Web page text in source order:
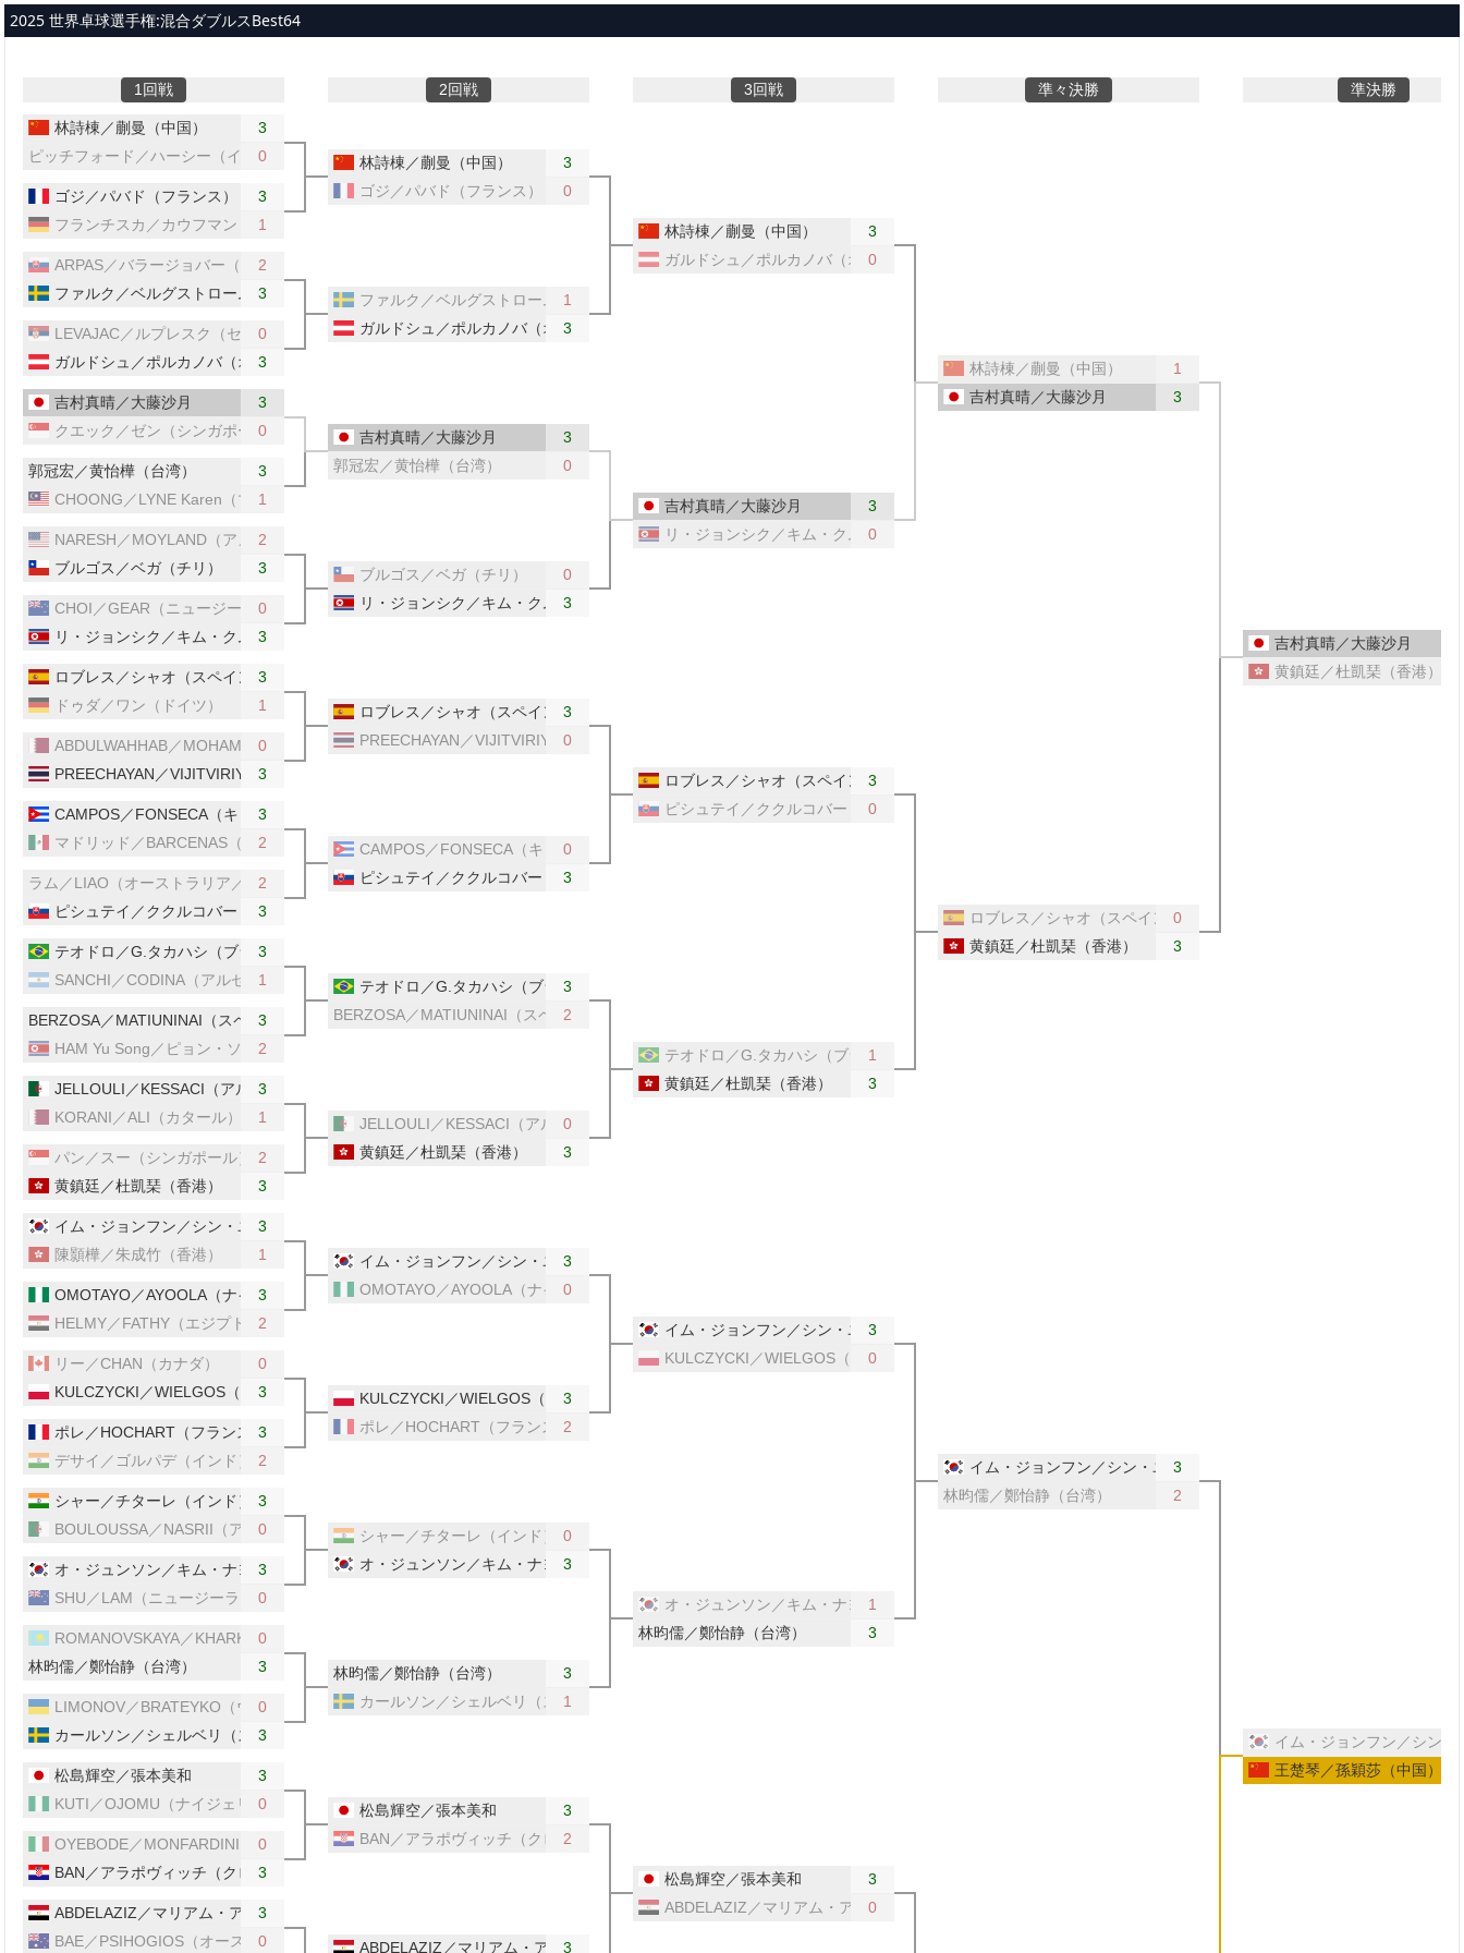
メインコンテンツへスキップ
2025 世界卓球選手権:混合ダブルスBest64
1回戦 2回戦 3回戦 準々決勝 準決勝
林詩棟／蒯曼（中国）
3
ピッチフォード／ハーシー（イングランド／ウェールズ）
0
ゴジ／パバド（フランス）
3
フランチスカ／カウフマン（ドイツ）
1
ARPAS／バラージョバー（スロバキア）
2
ファルク／ベルグストローム（スウェーデン）
3
LEVAJAC／ルプレスク（セルビア）
0
ガルドシュ／ポルカノバ（オーストリア）
3
吉村真晴／大藤沙月
3
クエック／ゼン（シンガポール）
0
郭冠宏／黄怡樺（台湾）
3
CHOONG／LYNE Karen（マレーシア）
1
NARESH／MOYLAND（アメリカ）
2
ブルゴス／ベガ（チリ）
3
CHOI／GEAR（ニュージーランド）
0
リ・ジョンシク／キム・クムヨン（北朝鮮）
3
ロブレス／シャオ（スペイン）
3
ドゥダ／ワン（ドイツ）
1
ABDULWAHHAB／MOHAMED（カタール）
0
PREECHAYAN／VIJITVIRIYAGUL（タイ）
3
CAMPOS／FONSECA（キューバ）
3
マドリッド／BARCENAS（メキシコ）
2
ラム／LIAO（オーストラリア／カナダ）
2
ピシュテイ／ククルコバー（スロバキア）
3
テオドロ／G.タカハシ（ブラジル）
3
SANCHI／CODINA（アルゼンチン）
1
BERZOSA／MATIUNINAI（スペイン／ウクライナ）
3
HAM Yu Song／ピョン・ソンギョン（北朝鮮）
2
JELLOULI／KESSACI（アルジェリア）
3
KORANI／ALI（カタール）
1
パン／スー（シンガポール）
2
黄鎮廷／杜凱琹（香港）
3
イム・ジョンフン／シン・ユビン（韓国）
3
陳顥樺／朱成竹（香港）
1
OMOTAYO／AYOOLA（ナイジェリア）
3
HELMY／FATHY（エジプト）2
リー／CHAN（カナダ）
0
KULCZYCKI／WIELGOS（ポーランド）
3
ポレ／HOCHART（フランス）
3
デサイ／ゴルパデ（インド）
2
シャー／チターレ（インド）
3
BOULOUSSA／NASRII（アルジェリア）
0
オ・ジュンソン／キム・ナヨン（韓国）
3
SHU／LAM（ニュージーランド）
0
ROMANOVSKAYA／KHARKI（カザフスタン）
0
林昀儒／鄭怡静（台湾）
3
LIMONOV／BRATEYKO（ウクライナ）
0
カールソン／シェルベリ（スウェーデン）
3
松島輝空／張本美和
3
KUTI／OJOMU（ナイジェリア）
0
OYEBODE／MONFARDINI（イタリア）
0
BAN／アラポヴィッチ（クロアチア）
3
ABDELAZIZ／マリアム・アルホダビー（エジプト）
3
BAE／PSIHOGIOS（オーストラリア）
0
林詩棟／蒯曼（中国）
3
ゴジ／パバド（フランス）
0
ファルク／ベルグストローム（スウェーデン）
1
ガルドシュ／ポルカノバ（オーストリア）
3
吉村真晴／大藤沙月
3
郭冠宏／黄怡樺（台湾）
0
ブルゴス／ベガ（チリ）
0
リ・ジョンシク／キム・クムヨン（北朝鮮）
3
ロブレス／シャオ（スペイン）
3
PREECHAYAN／VIJITVIRIYAGUL（タイ）
0
CAMPOS／FONSECA（キューバ）
0
ピシュテイ／ククルコバー（スロバキア）
3
テオドロ／G.タカハシ（ブラジル）
3
BERZOSA／MATIUNINAI（スペイン／ウクライナ）
2
JELLOULI／KESSACI（アルジェリア）
0
黄鎮廷／杜凱琹（香港）
3
イム・ジョンフン／シン・ユビン（韓国）
3
OMOTAYO／AYOOLA（ナイジェリア）
0
KULCZYCKI／WIELGOS（ポーランド）
3
ポレ／HOCHART（フランス）
2
シャー／チターレ（インド）
0
オ・ジュンソン／キム・ナヨン（韓国）
3
林昀儒／鄭怡静（台湾）
3
カールソン／シェルベリ（スウェーデン）
1
松島輝空／張本美和
3
BAN／アラポヴィッチ（クロアチア）
2
ABDELAZIZ／マリアム・アルホダビー（エジプト）
3
林詩棟／蒯曼（中国）
3
ガルドシュ／ポルカノバ（オーストリア）
0
吉村真晴／大藤沙月
3
リ・ジョンシク／キム・クムヨン（北朝鮮）
0
ロブレス／シャオ（スペイン）
3
ピシュテイ／ククルコバー（スロバキア）
0
テオドロ／G.タカハシ（ブラジル）
1
黄鎮廷／杜凱琹（香港）
3
イム・ジョンフン／シン・ユビン（韓国）
3
KULCZYCKI／WIELGOS（ポーランド）
0
オ・ジュンソン／キム・ナヨン（韓国）
1
林昀儒／鄭怡静（台湾）
3
松島輝空／張本美和
3
ABDELAZIZ／マリアム・アルホダビー（エジプト）
0
林詩棟／蒯曼（中国）
1
吉村真晴／大藤沙月
3
ロブレス／シャオ（スペイン）
0
黄鎮廷／杜凱琹（香港）
3
イム・ジョンフン／シン・ユビン（韓国）
3
林昀儒／鄭怡静（台湾）
2
吉村真晴／大藤沙月
黄鎮廷／杜凱琹（香港）
イム・ジョンフン／シン・
王楚琴／孫穎莎（中国）